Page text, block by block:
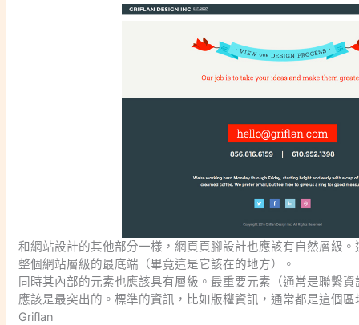
和網站設計的其他部分一樣，網頁頁腳設計也應該有自然層級
整個網站層級的最底端（畢竟這是它該在的地方）。
同時其內部的元素也應該具有層級。最重要元素（通常是聯繫
應該是最突出的。標準的資訊，比如版權資訊，通常都是這個
Griflan